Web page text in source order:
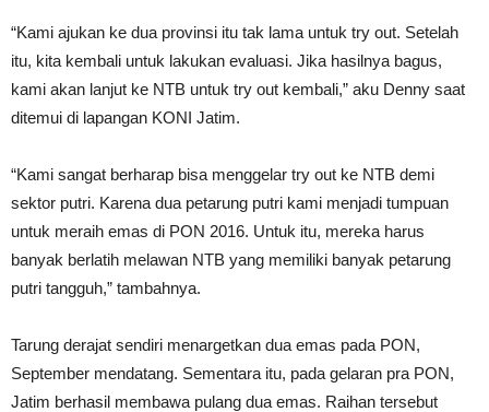
“Kami ajukan ke dua provinsi itu tak lama untuk try out. Setelah
itu, kita kembali untuk lakukan evaluasi. Jika hasilnya bagus,
kami akan lanjut ke NTB untuk try out kembali,” aku Denny saat
ditemui di lapangan KONI Jatim.
“Kami sangat berharap bisa menggelar try out ke NTB demi
sektor putri. Karena dua petarung putri kami menjadi tumpuan
untuk meraih emas di PON 2016. Untuk itu, mereka harus
banyak berlatih melawan NTB yang memiliki banyak petarung
putri tangguh,” tambahnya.
Tarung derajat sendiri menargetkan dua emas pada PON,
September mendatang. Sementara itu, pada gelaran pra PON,
Jatim berhasil membawa pulang dua emas. Raihan tersebut